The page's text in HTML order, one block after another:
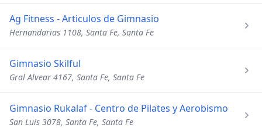
Ag Fitness - Articulos de Gimnasio
Hernandarias 1108, Santa Fe, Santa Fe
Gimnasio Skilful
Gral Alvear 4167, Santa Fe, Santa Fe
Gimnasio Rukalaf - Centro de Pilates y Aerobismo
San Luis 3078, Santa Fe, Santa Fe